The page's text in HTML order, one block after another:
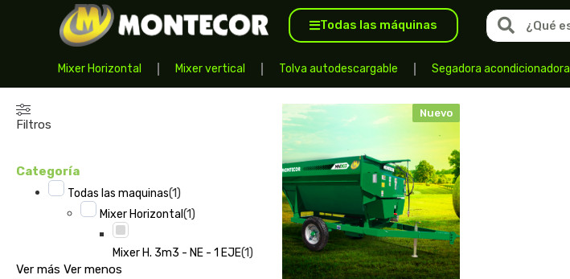
Todas las máquinas
Mixer Horizontal Mixer vertical Tolva autodescargable Segadora acondicionadora
Filtros
Categoría
Todas las maquinas(1)
Mixer Horizontal (1)
Mixer H. 3m3 - NE - 1 EJE(1)
Ver más Ver menos
Nuevo